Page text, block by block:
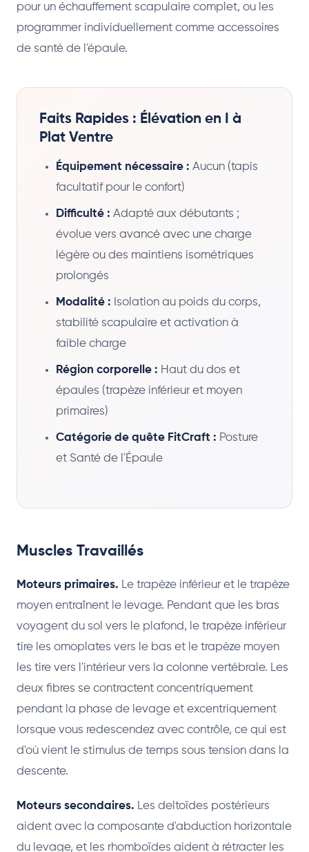
pour un échauffement scapulaire complet, ou les
programmer individuellement comme accessoires
de santé de l'épaule.
Faits Rapides : Élévation en I à
Plat Ventre
Équipement nécessaire : Aucun (tapis
facultatif pour le confort)
Difficulté : Adapté aux débutants ;
évolue vers avancé avec une charge
légère ou des maintiens isométriques
prolongés
Modalité : Isolation au poids du corps,
stabilité scapulaire et activation à
faible charge
Région corporelle : Haut du dos et
épaules (trapèze inférieur et moyen
primaires)
Catégorie de quête FitCraft : Posture
et Santé de l'Épaule
Muscles Travaillés
Moteurs primaires. Le trapèze inférieur et le trapèze
moyen entraînent le levage. Pendant que les bras
voyagent du sol vers le plafond, le trapèze inférieur
tire les omoplates vers le bas et le trapèze moyen
les tire vers l'intérieur vers la colonne vertébrale. Les
deux fibres se contractent concentriquement
pendant la phase de levage et excentriquement
lorsque vous redescendez avec contrôle, ce qui est
d'où vient le stimulus de temps sous tension dans la
descente.
Moteurs secondaires. Les deltoïdes postérieurs
aident avec la composante d'abduction horizontale
du levage, et les rhomboïdes aident à rétracter les